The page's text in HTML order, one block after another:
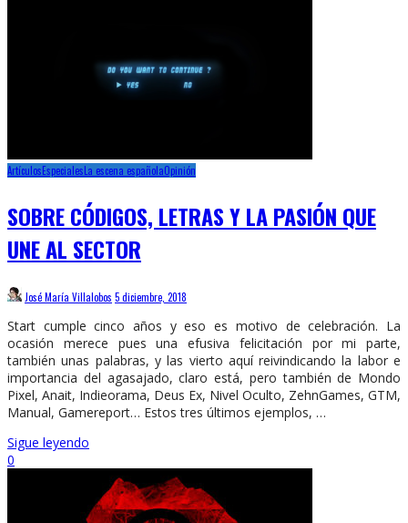
ArtículosEspecialesLa escena españolaOpinión
SOBRE CÓDIGOS, LETRAS Y LA PASIÓN QUE
UNE AL SECTOR
José María Villalobos 5 diciembre, 2018
Start cumple cinco años y eso es motivo de celebración. La
ocasión merece pues una efusiva felicitación por mi parte,
también unas palabras, y las vierto aquí reivindicando la labor e
importancia del agasajado, claro está, pero también de Mondo
Pixel, Anait, Indieorama, Deus Ex, Nivel Oculto, ZehnGames, GTM,
Manual, Gamereport… Estos tres últimos ejemplos, …
Sigue leyendo
0